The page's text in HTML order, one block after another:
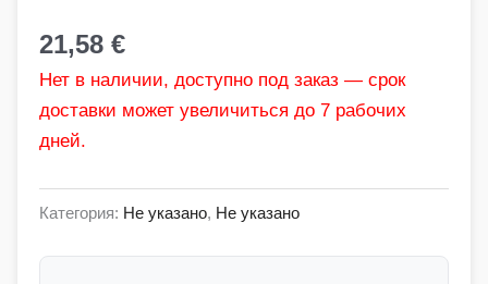
21,58 €
Нет в наличии, доступно под заказ — срок
доставки может увеличиться до 7 рабочих
дней.
Категория: Не указано, Не указано